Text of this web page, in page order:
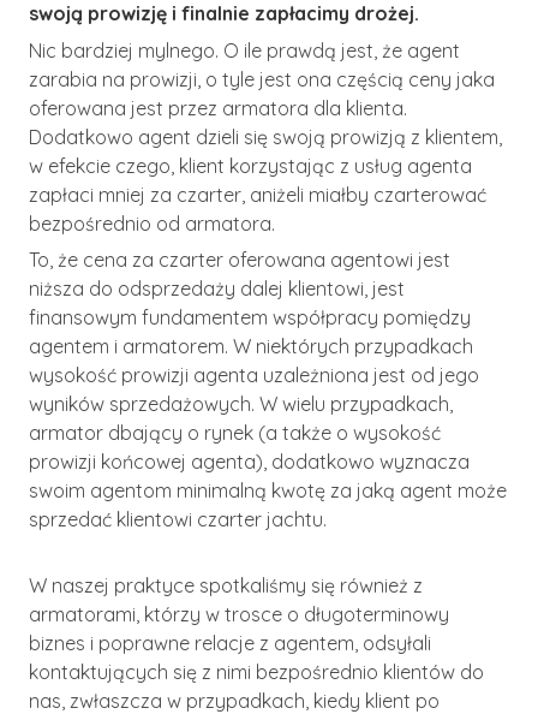
swoją prowizję i finalnie zapłacimy drożej.
Nic bardziej mylnego. O ile prawdą jest, że agent
zarabia na prowizji, o tyle jest ona częścią ceny jaka
oferowana jest przez armatora dla klienta.
Dodatkowo agent dzieli się swoją prowizją z klientem,
w efekcie czego, klient korzystając z usług agenta
zapłaci mniej za czarter, aniżeli miałby czarterować
bezpośrednio od armatora.
To, że cena za czarter oferowana agentowi jest
niższa do odsprzedaży dalej klientowi, jest
finansowym fundamentem współpracy pomiędzy
agentem i armatorem. W niektórych przypadkach
wysokość prowizji agenta uzależniona jest od jego
wyników sprzedażowych. W wielu przypadkach,
armator dbający o rynek (a także o wysokość
prowizji końcowej agenta), dodatkowo wyznacza
swoim agentom minimalną kwotę za jaką agent może
sprzedać klientowi czarter jachtu.
W naszej praktyce spotkaliśmy się również z
armatorami, którzy w trosce o długoterminowy
biznes i poprawne relacje z agentem, odsyłali
kontaktujących się z nimi bezpośrednio klientów do
nas, zwłaszcza w przypadkach, kiedy klient po